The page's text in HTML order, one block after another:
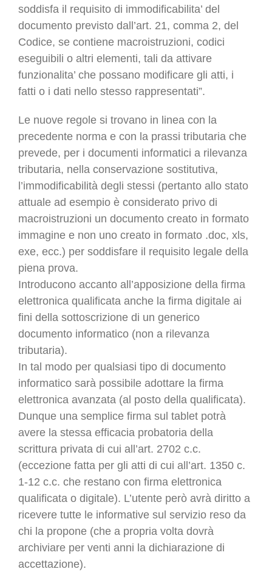
soddisfa il requisito di immodificabilita’ del
documento previsto dall’art. 21, comma 2, del
Codice, se contiene macroistruzioni, codici
eseguibili o altri elementi, tali da attivare
funzionalita’ che possano modificare gli atti, i
fatti o i dati nello stesso rappresentati”.
Le nuove regole si trovano in linea con la
precedente norma e con la prassi tributaria che
prevede, per i documenti informatici a rilevanza
tributaria, nella conservazione sostitutiva,
l’immodificabilità degli stessi (pertanto allo stato
attuale ad esempio è considerato privo di
macroistruzioni un documento creato in formato
immagine e non uno creato in formato .doc, xls,
exe, ecc.) per soddisfare il requisito legale della
piena prova.
Introducono accanto all’apposizione della firma
elettronica qualificata anche la firma digitale ai
fini della sottoscrizione di un generico
documento informatico (non a rilevanza
tributaria).
In tal modo per qualsiasi tipo di documento
informatico sarà possibile adottare la firma
elettronica avanzata (al posto della qualificata).
Dunque una semplice firma sul tablet potrà
avere la stessa efficacia probatoria della
scrittura privata di cui all’art. 2702 c.c.
(eccezione fatta per gli atti di cui all’art. 1350 c.
1-12 c.c. che restano con firma elettronica
qualificata o digitale). L’utente però avrà diritto a
ricevere tutte le informative sul servizio reso da
chi la propone (che a propria volta dovrà
archiviare per venti anni la dichiarazione di
accettazione).